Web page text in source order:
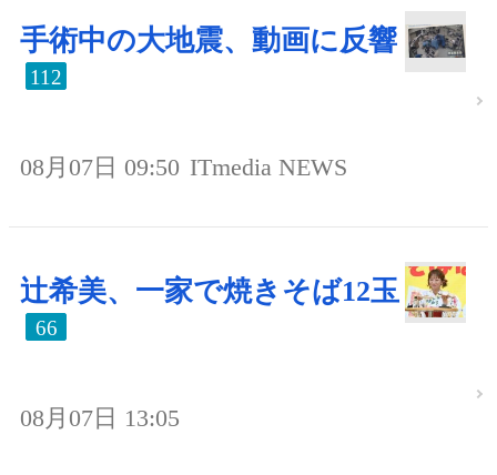
手術中の大地震、動画に反響
112
08月07日 09:50 ITmedia NEWS
辻希美、一家で焼きそば12玉
66
08月07日 13:05